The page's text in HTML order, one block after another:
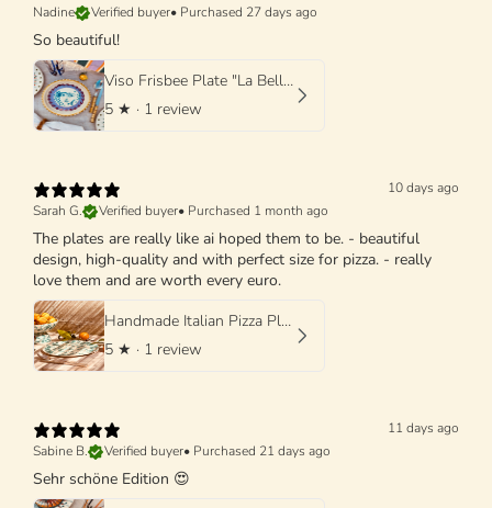
Nadine
Verified buyer• Purchased 27 days ago
So beautiful!
Viso Frisbee Plate "La Bella Donna di Grottaglie" 25cm
5 ★ · 1 review
10 days ago
Sarah G.
Verified buyer• Purchased 1 month ago
The plates are really like ai hoped them to be. - beautiful
design, high-quality and with perfect size for pizza. - really
love them and are worth every euro.
Handmade Italian Pizza Plate 33 cm | Schizzato Design
5 ★ · 1 review
11 days ago
Sabine B.
Verified buyer• Purchased 21 days ago
Sehr schöne Edition 😍